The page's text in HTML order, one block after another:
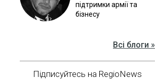
підтримки армії та
бізнесу
Всі блоги »
Підписуйтесь на RegioNews